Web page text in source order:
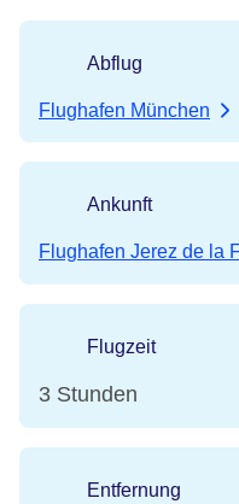
Abflug
Flughafen München
Ankunft
Flughafen Jerez de la
Flugzeit
3 Stunden
Entfernung